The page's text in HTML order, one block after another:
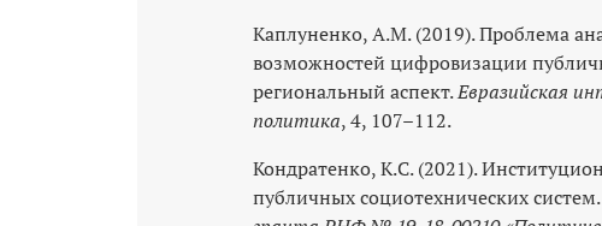
Каплуненко, А.М. (2019). Проблема
возможностей цифровизации
региональный аспект.Евразийская
политика, 4, 107–112.
Кондратенко, К.С. (2021).
публичных социотехнических